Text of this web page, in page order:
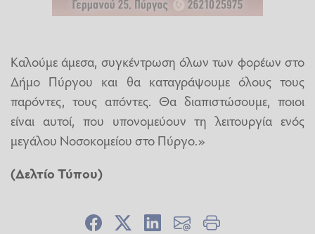
Καλούμε άμεσα, συγκέντρωση όλων των φορέων στο
Δήμο Πύργου και θα καταγράψουμε όλους τους
παρόντες, τους απόντες. Θα διαπιστώσουμε, ποιοι
είναι αυτοί, που υπονομεύουν τη λειτουργία ενός
μεγάλου Νοσοκομείου στο Πύργο.»
(Δελτίο Τύπου)